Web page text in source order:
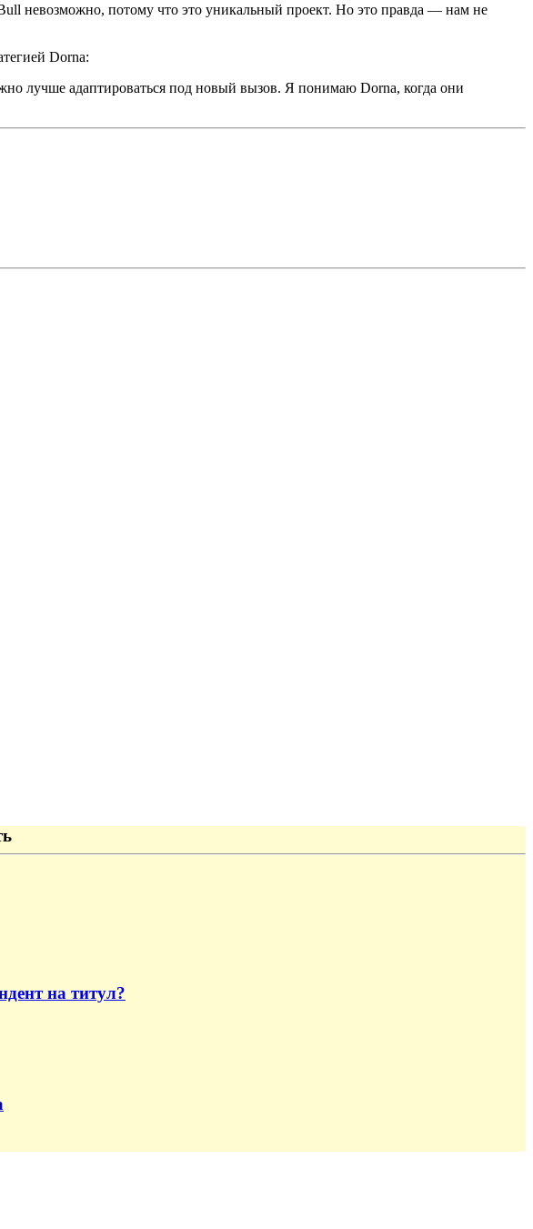
невозможно, потому что это уникальный проект. Но это правда — нам не
Dorna:
лучше адаптироваться под новый вызов. Я понимаю Dorna, когда они
на титул?